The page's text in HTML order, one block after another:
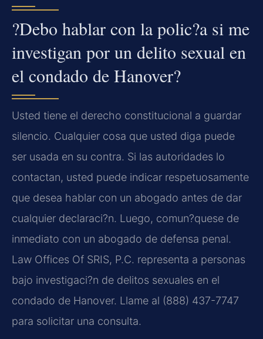
?Debo hablar con la polic?a si me
investigan por un delito sexual en
el condado de Hanover?
Usted tiene el derecho constitucional a guardar
silencio. Cualquier cosa que usted diga puede
ser usada en su contra. Si las autoridades lo
contactan, usted puede indicar respetuosamente
que desea hablar con un abogado antes de dar
cualquier declaraci?n. Luego, comun?quese de
inmediato con un abogado de defensa penal.
Law Offices Of SRIS, P.C. representa a personas
bajo investigaci?n de delitos sexuales en el
condado de Hanover. Llame al (888) 437-7747
para solicitar una consulta.